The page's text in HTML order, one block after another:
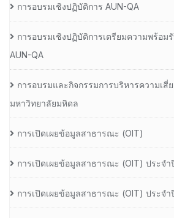
การอบรมเชิงปฏิบัติการ AUN-QA
การอบรมเชิงปฏิบัติการเตรียมความพร้อม
AUN-QA
การอบรมและกิจกรรมการบริหารความเสี่
มหาวิทยาลัยมหิดล
การเปิดเผยข้อมูลสาธารณะ (OIT)
การเปิดเผยข้อมูลสาธารณะ (OIT) ประจ
การเปิดเผยข้อมูลสาธารณะ (OIT) ประจ